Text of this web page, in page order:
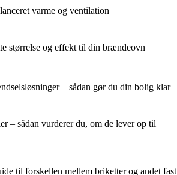
varme og ventilation
størrelse og effekt til din brændeovn
– sådan gør du din bolig klar
– sådan vurderer du, om de lever op til
til forskellen mellem briketter og andet fast